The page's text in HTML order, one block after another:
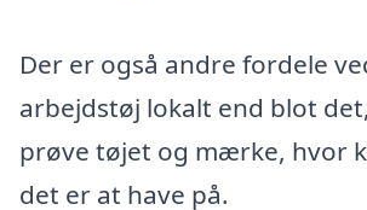
Der er også andre fordele
arbejdstøj lokalt end blot
prøve tøjet og mærke, hvor
det er at have på.